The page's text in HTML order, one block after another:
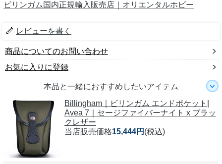
ビリンガム国内正規輸入販売店｜オリエンタルホビー
レビューを書く
商品についてのお問い合わせ
お気に入りに登録
本品と一緒におすすめしたいアイテム
Billingham｜ビリンガム エンドポケット|
Avea 7｜セージファイバーナイト x ブラッ
クレザー
当店販売価格15,444円 (税込)